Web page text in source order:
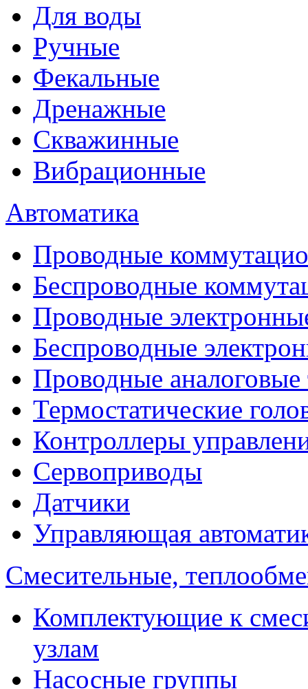
Для воды
Ручные
Фекальные
Дренажные
Скважинные
Вибрационные
Автоматика
Проводные
Беспроводные
Проводные
Беспроводные
Проводные аналоговые
Термостатические
Контроллеры
Сервоприводы
Датчики
Управляющая
Смесительные,
Комплектующие к
узлам
Насосные группы